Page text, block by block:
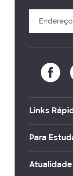
Links
Para
Atualidade